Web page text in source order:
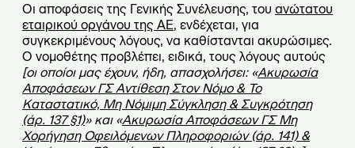
Οι αποφάσεις της Γενικής Συνέλευσης, του ανώτατου
εταιρικού οργάνου της ΑΕ, ενδέχεται, για
συγκεκριμένους λόγους, να καθίστανται ακυρώσιμες.
Ο νομοθέτης προβλέπει, ειδικά, τους λόγους αυτούς
[οι οποίοι μας έχουν, ήδη, απασχολήσει: «Ακυρωσία
Αποφάσεων ΓΣ Αντίθεση Στον Νόμο & Το
Καταστατικό, Μη Νόμιμη Σύγκληση & Συγκρότηση
(άρ. 137 §1)» και «Ακυρωσία Αποφάσεων ΓΣ Μη
Χορήγηση Οφειλόμενων Πληροφοριών (άρ. 141) &